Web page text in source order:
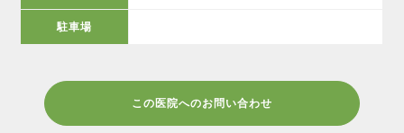
駐車場
この医院へのお問い合わせ